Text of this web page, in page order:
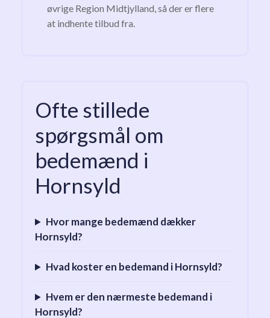
øvrige Region Midtjylland, så der er flere
at indhente tilbud fra.
Ofte stillede
spørgsmål om
bedemænd i
Hornsyld
Hvor mange bedemænd dækker
Hornsyld?
Hvad koster en bedemand i Hornsyld?
Hvem er den nærmeste bedemand i
Hornsyld?